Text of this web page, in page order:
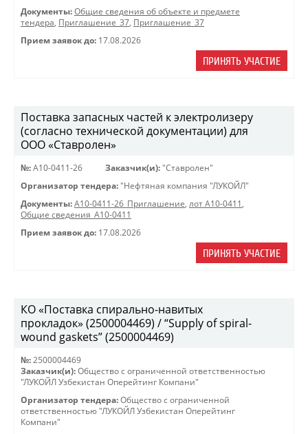
Документы: Общие сведения об объекте и предмете
тендера, Приглашение_37, Приглашение_37
Прием заявок до: 17.08.2026
ПРИНЯТЬ УЧАСТИЕ
Поставка запасных частей к электролизеру
(согласно технической документации) для
ООО «Ставролен»
№: A10-0411-26 Заказчик(и): "Ставролен"
Организатор тендера: "Нефтяная компания "ЛУКОЙЛ"
Документы: A10-0411-26_Приглашение, лот А10-0411 ,
Общие сведения_А10-0411
Прием заявок до: 17.08.2026
ПРИНЯТЬ УЧАСТИЕ
КО «Поставка спирально-навитых
прокладок» (2500004469) / “Supply of spiral-
wound gaskets” (2500004469)
№: 2500004469
Заказчик(и): Общество с ограниченной ответственностью
"ЛУКОЙЛ Узбекистан Оперейтинг Компани"
Организатор тендера: Общество с ограниченной
ответственностью "ЛУКОЙЛ Узбекистан Оперейтинг
Компани"